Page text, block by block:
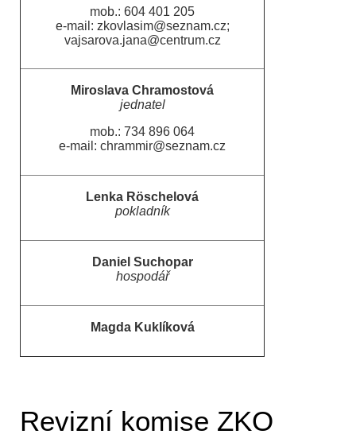
mob.: 604 401 205
e-mail: zkovlasim@seznam.cz;
vajsarova.jana@centrum.cz
Miroslava Chramostová
jednatel
mob.: 734 896 064
e-mail:chrammir@seznam.cz
Lenka Röschelová
pokladník
Daniel Suchopar
hospodář
Magda Kuklíková
Revizní komise ZKO